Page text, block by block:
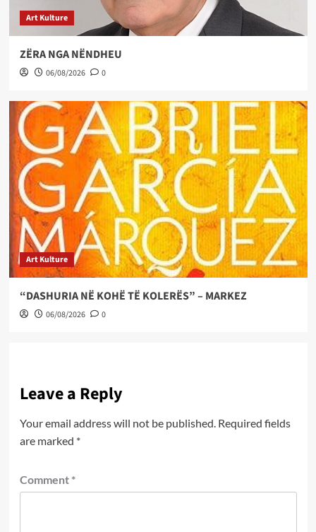
Art Kulture
ZËRA NGA NËNDHEU
06/08/2026 0
Art Kulture
“DASHURIA NË KOHË TË KOLERËS” – MARKEZ
06/08/2026 0
Leave a Reply
Your email address will not be published. Required fields
are marked *
Comment *